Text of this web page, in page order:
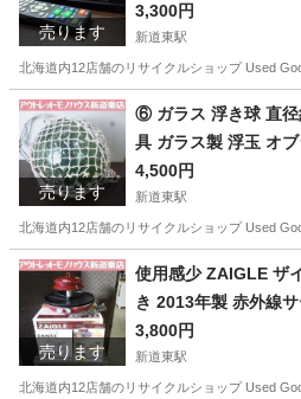
売ります
東店
3,300円
新道東駅
北海道内12店舗のリサイクルショップ Used
北海道 札幌市 新道東駅 映像プレ
売ります
⑥ ガラス 浮き球 直
具 ガラス製 浮玉 オ
4,500円
新道東駅
北海道内12店舗のリサイクルショップ Used
北海道 札幌市 新道東駅 インテ
売ります
使用感少 ZAIGLE ザ
き 2013年製 赤外線
赤 札幌市東区 新道東店
3,800円
新道東駅
北海道内12店舗のリサイクルショップ Used